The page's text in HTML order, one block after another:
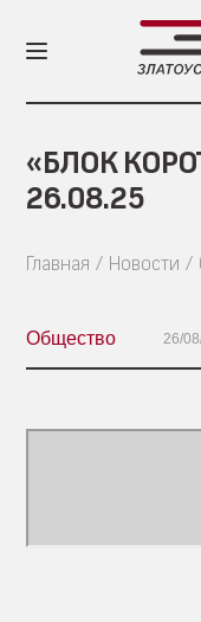
«БЛОК
26.08.25
Главная Новости
Общество 26/